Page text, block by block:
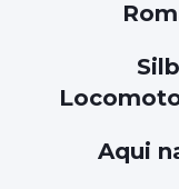
Aqui